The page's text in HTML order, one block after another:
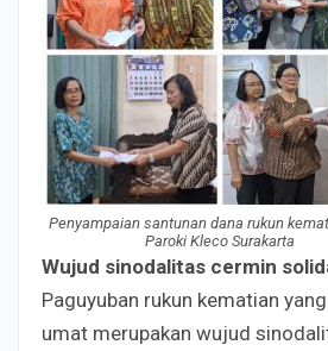
Penyampaian santunan dana rukun
Paroki Kleco Surakarta
Wujud sinodalitas cermin
Paguyuban rukun kematian
umat merupakan wujud